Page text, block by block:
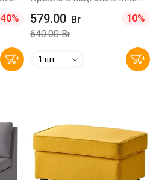
40%
579.00 Br
10%
640.00 Br
1 шт.